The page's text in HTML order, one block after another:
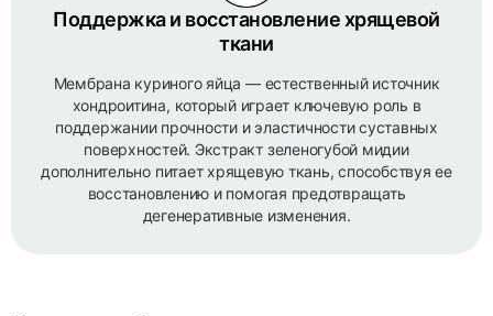
Поддержка и восстановление хрящевой
ткани
Мембрана куриного яйца — естественный источник
хондроитина, который играет ключевую роль в
поддержании прочности и эластичности суставных
поверхностей. Экстракт зеленогубой мидии
дополнительно питает хрящевую ткань, способствуя ее
восстановлению и помогая предотвращать
дегенеративные изменения.